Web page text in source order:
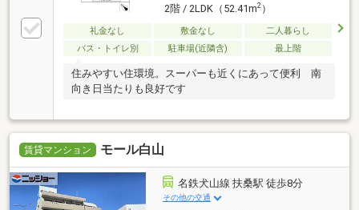
2階 / 2LDK（52.41m2）
礼金なし 敷金なし
二人暮らし
バス・トイレ別
駐車場(近隣含) 最上階
住みやすい住環境。スーパーも近くにあって便利 南
向き日当たりも良好です
賃貸マンション モール白山
名鉄犬山線 扶桑駅 徒歩8分
その他の交通